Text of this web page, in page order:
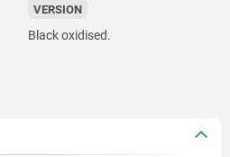
VERSION
Black oxidised.